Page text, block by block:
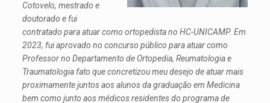
Cotovelo, mestrado e
doutorado e fui
contratado para atuar como ortopedista no HC-UNICAMP. Em
2023, fui aprovado no concurso público para atuar como
Professor no Departamento de Ortopedia, Reumatologia e
Traumatologia fato que concretizou meu desejo de atuar mais
proximamente juntos aos alunos da graduação em Medicina
bem como junto aos médicos residentes do programa de